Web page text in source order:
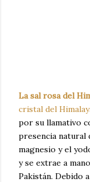
La sal rosa del
cristal del
por su llamativo
presencia natural
magnesio y el
y se extrae a
Pakistán. Debido